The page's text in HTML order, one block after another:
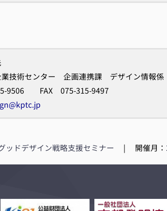
業技術センター 企画連携課 デザイン情報係
9506 FAX 075-315-9497
ッドデザイン戦略支援セミナー | 開催月：